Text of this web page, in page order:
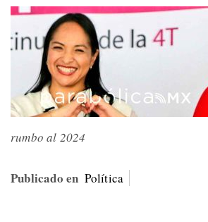
rumbo al 2024
Publicado en Política